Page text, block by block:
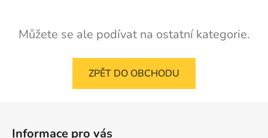
Můžete se ale podívat na ostatní kategorie.
ZPĚT DO OBCHODU
Informace pro vás